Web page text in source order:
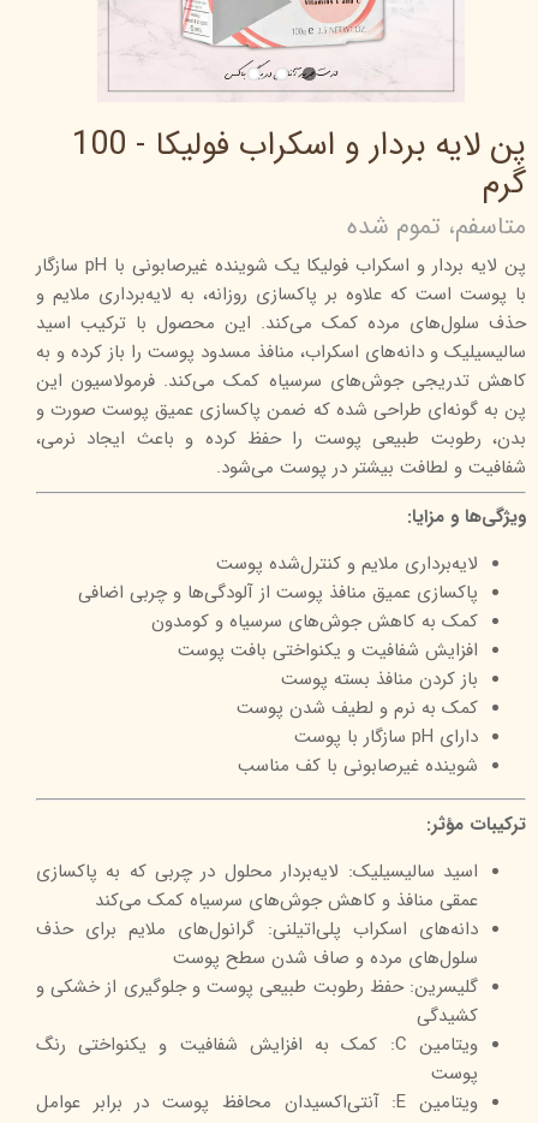
پن لایه بردار و اسکراب فولیکا - 100
گرم
متاسفم، تموم شده
پن لایه بردار و اسکراب فولیکا یک شوینده غیرصابونی با pH سازگار
با پوست است که علاوه بر پاکسازی روزانه، به لایه‌برداری ملایم و
حذف سلول‌های مرده کمک می‌کند. این محصول با ترکیب اسید
سالیسیلیک و دانه‌های اسکراب، منافذ مسدود پوست را باز کرده و به
کاهش تدریجی جوش‌های سرسیاه کمک می‌کند. فرمولاسیون این
پن به گونه‌ای طراحی شده که ضمن پاکسازی عمیق پوست صورت و
بدن، رطوبت طبیعی پوست را حفظ کرده و باعث ایجاد نرمی،
شفافیت و لطافت بیشتر در پوست می‌شود.
ویژگی‌ها و مزایا:
لایه‌برداری ملایم و کنترل‌شده پوست
پاکسازی عمیق منافذ پوست از آلودگی‌ها و چربی اضافی
کمک به کاهش جوش‌های سرسیاه و کومدون
افزایش شفافیت و یکنواختی بافت پوست
باز کردن منافذ بسته پوست
کمک به نرم و لطیف شدن پوست
دارای pH سازگار با پوست
شوینده غیرصابونی با کف مناسب
ترکیبات مؤثر:
اسید سالیسیلیک: لایه‌بردار محلول در چربی که به پاکسازی
عمقی منافذ و کاهش جوش‌های سرسیاه کمک می‌کند
دانه‌های اسکراب پلی‌اتیلنی: گرانول‌های ملایم برای حذف
سلول‌های مرده و صاف شدن سطح پوست
گلیسرین: حفظ رطوبت طبیعی پوست و جلوگیری از خشکی و
کشیدگی
ویتامین C: کمک به افزایش شفافیت و یکنواختی رنگ
پوست
ویتامین E: آنتی‌اکسیدان محافظ پوست در برابر عوامل